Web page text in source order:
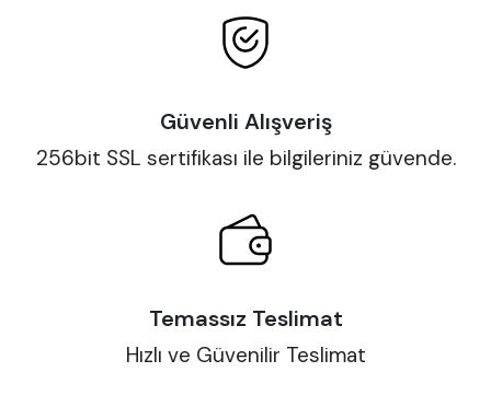
Güvenli Alışveriş
256bit SSL sertifikası ile bilgileriniz güvende.
Temassız Teslimat
Hızlı ve Güvenilir Teslimat